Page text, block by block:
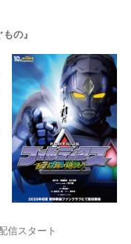
の』
信スタート